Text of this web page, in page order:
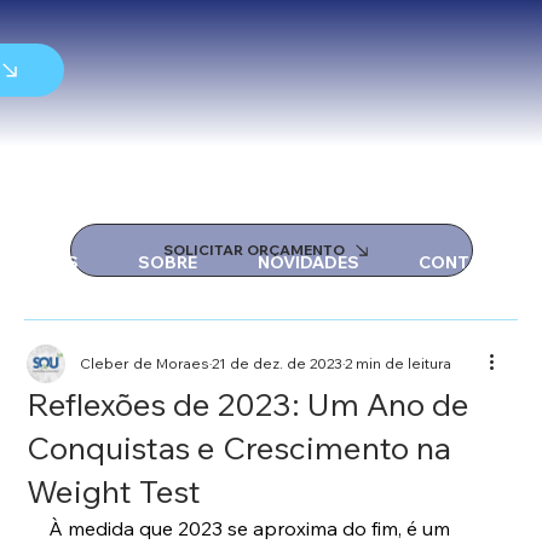
SOLICITAR ORÇAMENTO
SOBRE NOVIDADES CONTATO
Reflexões de 2023: Um Ano de
Conquistas e Crescimento na
Weight Test
Cleber de Moraes21 de dez. de 20232 min de leitura
À medida que 2023 se aproxima do fim, é um